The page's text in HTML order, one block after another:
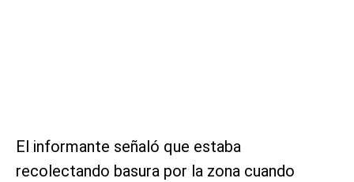
El informante señaló que estaba
recolectando basura por la zona cuando